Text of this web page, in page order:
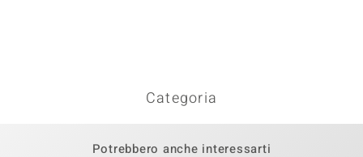
Categoria
Potrebbero anche interessarti